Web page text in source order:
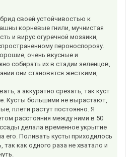
своей устойчивостью к
корневые гнили, мучнистая
и вирус огуречной мозаики,
пероноспорозу.
очень вкусные и
собирать их в стадии зеленцов,
они становятся жесткими,
а аккуратно срезать, так куст
Кусты большими не вырастают,
плети растут постоянно. Я
расстояния между ними в 50
делала временное укрытие
его. Поливать кусты приходилось
так как одного раза не хватало и